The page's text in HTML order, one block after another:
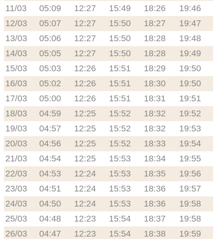
11/03 05:09 12:27 15:49 18:26
19:46
12/03
05:07 12:27 15:50 18:27
19:47
13/03
05:06 12:27 15:50 18:28
19:48
14/03
05:05 12:27 15:50 18:28
19:49
15/03
05:03 12:26 15:51 18:29
19:50
16/03
05:02 12:26 15:51 18:30
19:50
17/03
05:00 12:26 15:51 18:31
19:51
18/03
04:59 12:25 15:52 18:32
19:52
19/03
04:57 12:25 15:52 18:32
19:53
20/03
04:56 12:25 15:52 18:33
19:54
21/03
04:54 12:25 15:53 18:34
19:55
22/03
04:53 12:24 15:53 18:35
19:56
23/03
04:51 12:24 15:53 18:36
19:57
24/03
04:50 12:24 15:53 18:36
19:58
25/03
04:48 12:23 15:54 18:37
19:58
26/03
04:47 12:23 15:54 18:38
19:59